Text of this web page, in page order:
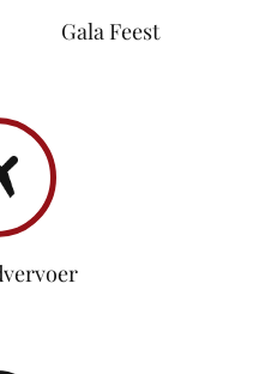
Gala Feest